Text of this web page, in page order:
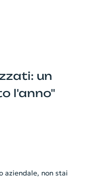
un
l'anno"
aziendale, non stai